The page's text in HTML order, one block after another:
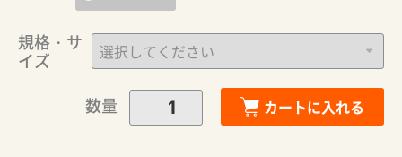
規格・サ
イズ
数量
カートに入れる